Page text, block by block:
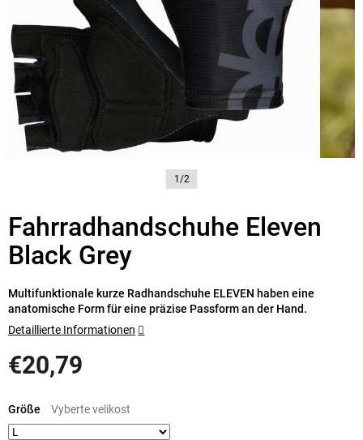
1/2
Fahrradhandschuhe Eleven
Black Grey
€20,79
Größe
Multifunktionale kurze Radhandschuhe ELEVEN haben eine
anatomische Form für eine präzise Passform an der Hand.
Detaillierte Informationen